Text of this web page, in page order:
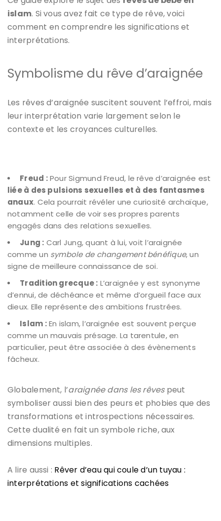
islam. Si vous avez fait ce type de rêve, voici
comment en comprendre les significations et
interprétations.
Symbolisme du rêve d’araignée
Les rêves d’araignée suscitent souvent l’effroi, mais
leur interprétation varie largement selon le
contexte et les croyances culturelles.
Freud :Pour Sigmund Freud, le rêve d’araignée est
liée à des pulsions sexuelles et à des fantasmes
anaux. Cela pourrait révéler une curiosité archaïque,
notamment celle de voir ses propres parents
engagés dans des relations sexuelles.
Jung : Carl Jung, quant à lui, voit l’araignée
comme un symbole de changement bénéfique, un
signe de meilleure connaissance de soi.
Tradition grecque : L’araignée y est synonyme
d’ennui, de déchéance et même d’orgueil face aux
dieux. Elle représente des ambitions frustrées.
Islam :En islam, l’araignée est souvent perçue
comme unmauvais présage. La tarentule, en
particulier, peut être associée à des évènements
fâcheux.
Globalement, l’araignée dans les rêvespeut
symboliser aussi bien des peurs et phobies que des
transformations et introspections nécessaires.
Cette dualité en fait un symbole riche, aux
dimensions multiples.
A lire aussi : Rêver d’eau qui coule d’un tuyau :
interprétations et significations cachées